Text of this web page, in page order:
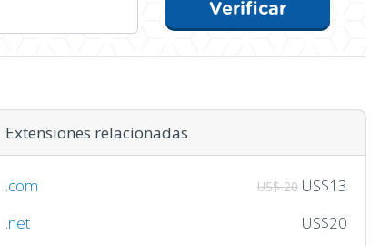
Verificar
Extensiones relacionadas
.com US$ 20 US$13
.net
US$20